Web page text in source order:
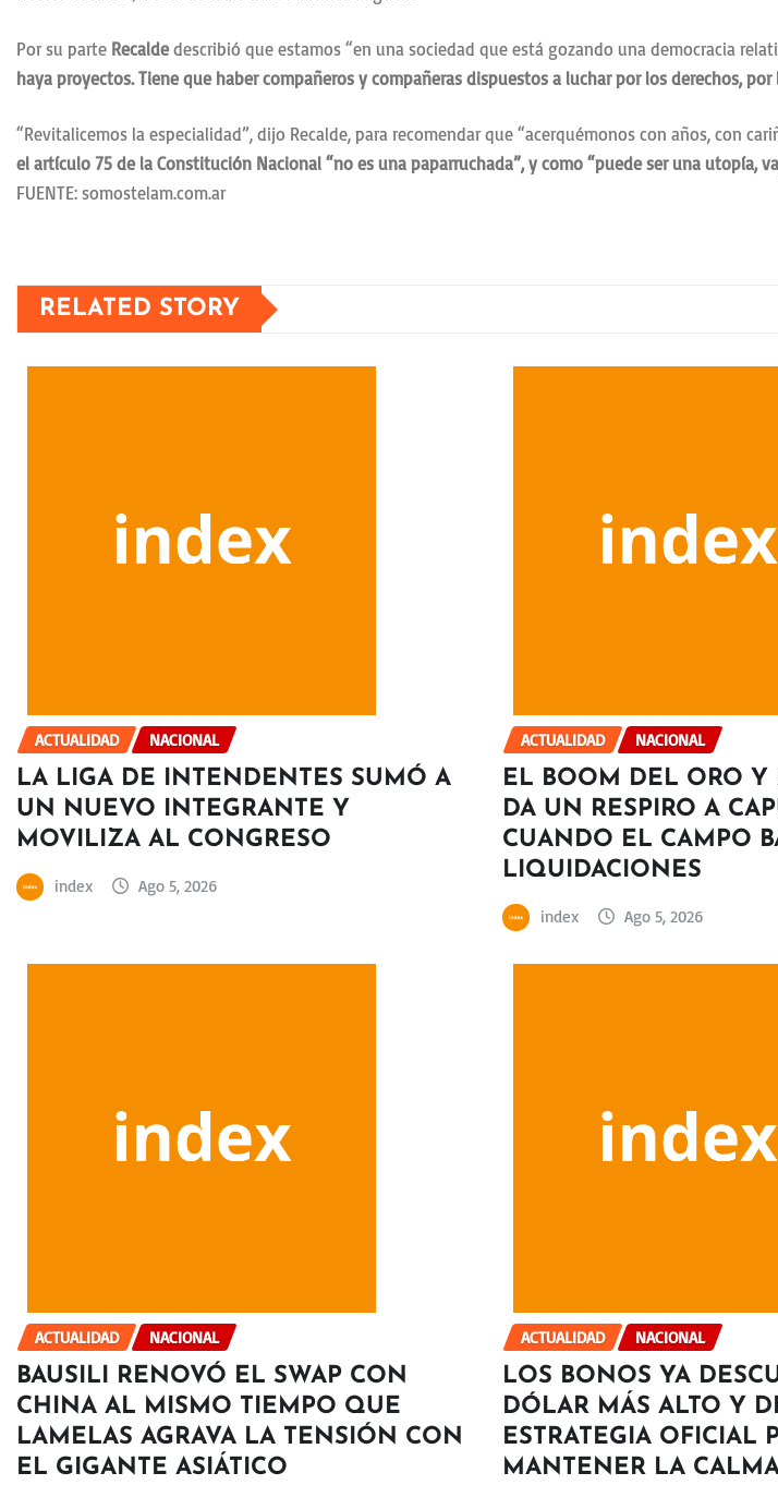
Por su parte Recaldedescribió que estamos “en una sociedad que está gozando una democracia
haya proyectos. Tiene que haber compañeros y compañeras dispuestos a luchar por los derechos,
“Revitalicemos la especialidad”, dijo Recalde, para recomendar que “acerquémonos con años, con
el artículo 75 de la Constitución Nacional “no es una paparruchada”, y como “puede ser una utopía,
FUENTE: somostelam.com.ar
RELATED STORY
ACTUALIDAD NACIONAL
LA LIGA DE INTENDENTES SUMÓ A
UN NUEVO INTEGRANTE Y
MOVILIZA AL CONGRESO
index Ago 5, 2026
ACTUALIDAD NACIONAL
EL BOOM DEL ORO Y
DA UN RESPIRO A
CUANDO EL CAMPO
LIQUIDACIONES
index Ago 5, 2026
ACTUALIDAD NACIONAL
BAUSILI RENOVÓ EL SWAP CON
CHINA AL MISMO TIEMPO QUE
LAMELAS AGRAVA LA TENSIÓN CON
EL GIGANTE ASIÁTICO
ACTUALIDAD NACIONAL
LOS BONOS YA
DÓLAR MÁS ALTO Y
ESTRATEGIA OFICIAL
MANTENER LA